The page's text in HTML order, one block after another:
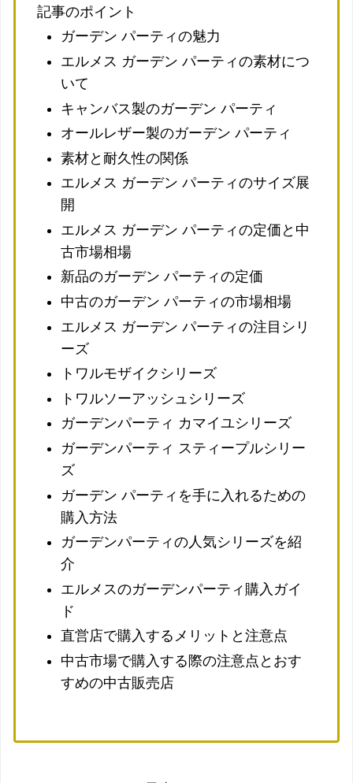
記事のポイント
ガーデン パーティの魅力
エルメス ガーデン パーティの素材につ
いて
キャンバス製のガーデン パーティ
オールレザー製のガーデン パーティ
素材と耐久性の関係
エルメス ガーデン パーティのサイズ展
開
エルメス ガーデン パーティの定価と中
古市場相場
新品のガーデン パーティの定価
中古のガーデン パーティの市場相場
エルメス ガーデン パーティの注目シリ
ーズ
トワルモザイクシリーズ
トワルソーアッシュシリーズ
ガーデンパーティ カマイユシリーズ
ガーデンパーティ スティープルシリー
ズ
ガーデン パーティを手に入れるための
購入方法
ガーデンパーティの人気シリーズを紹
介
エルメスのガーデンパーティ購入ガイ
ド
直営店で購入するメリットと注意点
中古市場で購入する際の注意点とおす
すめの中古販売店